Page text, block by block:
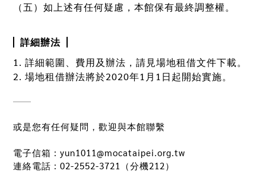
（五）如上述有任何疑慮，本館保有最終調整權。
詳細辦法
1. 詳細範圍、費用及辦法，請見場地租借文件下載。
2. 場地租借辦法將於2020年1月1日起開始實施。
或是您有任何疑問，歡迎與本館聯繫
電子信箱 : yun1011@mocataipei.org.tw
連絡電話 : 02-2552-3721（分機212）